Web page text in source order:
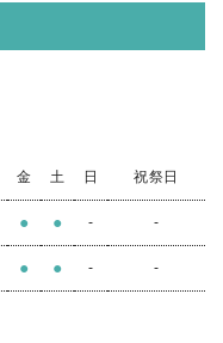
金 土 日 祝祭日
● ● - -
● ● - -